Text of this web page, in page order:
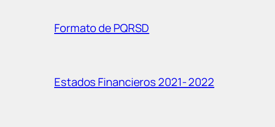
Formato de PQRSD
Estados Financieros 2021- 2022